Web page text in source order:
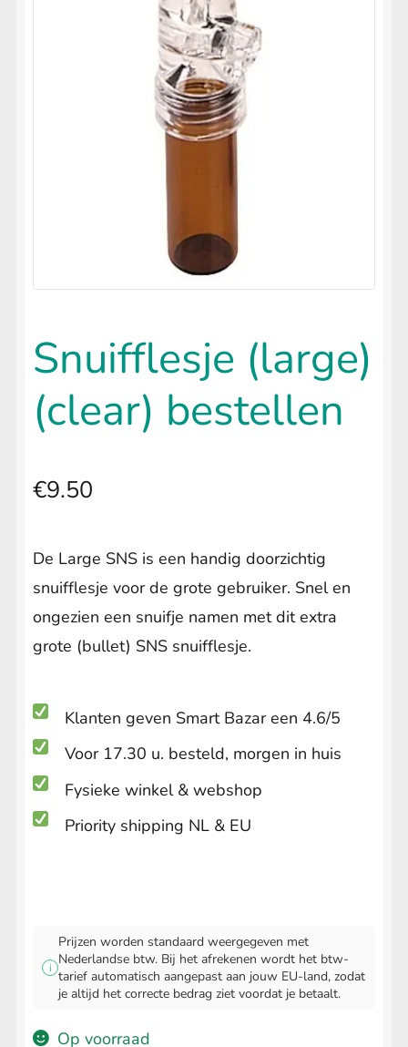
Snuifflesje (large)
(clear) bestellen
€9.50
De Large SNS is een handig doorzichtig
snuifflesje voor de grote gebruiker. Snel en
ongezien een snuifje namen met dit extra
grote (bullet) SNS snuifflesje.
Klanten geven Smart Bazar een 4.6/5
Voor 17.30 u. besteld, morgen in huis
Fysieke winkel & webshop
Priority shipping NL & EU
i
Prijzen worden standaard weergegeven met
Nederlandse btw. Bij het afrekenen wordt het btw-
tarief automatisch aangepast aan jouw EU-land, zodat
je altijd het correcte bedrag ziet voordat je betaalt.
Op voorraad